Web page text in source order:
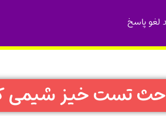
لغو پاسخ
تست خیز شیمی